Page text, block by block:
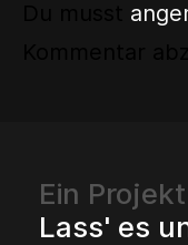
Ein
Lass' es